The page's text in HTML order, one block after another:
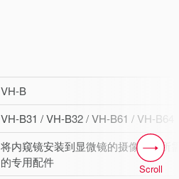
VH-B
VH-B31 / VH-B32 / VH-B61 / VH-B64
将内窥镜安装到显微镜的摄像机部所
的专用配件
Scroll